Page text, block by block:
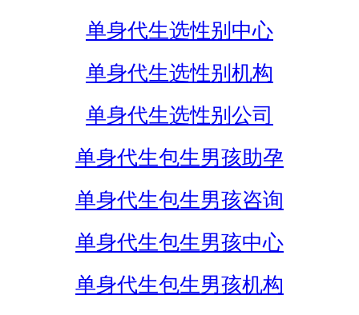
单身代生选性别中心
单身代生选性别机构
单身代生选性别公司
单身代生包生男孩助孕
单身代生包生男孩咨询
单身代生包生男孩中心
单身代生包生男孩机构